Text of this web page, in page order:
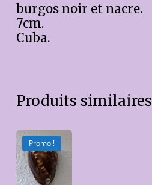
burgos noir et nacre.
7cm.
Cuba.
Produits similaires
Promo !